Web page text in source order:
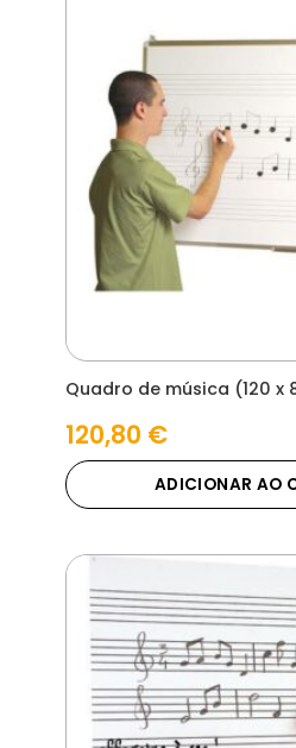
Quadro de música (120 x
120,80 €
ADICIONAR AO